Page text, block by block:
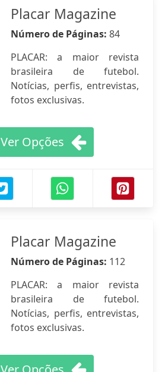
Placar Magazine
Número de Páginas: 84
PLACAR: a maior revista
brasileira de futebol.
Notícias, perfis, entrevistas,
fotos exclusivas.
Ver Opções
Placar Magazine
Número de Páginas: 112
PLACAR: a maior revista
brasileira de futebol.
Notícias, perfis, entrevistas,
fotos exclusivas.